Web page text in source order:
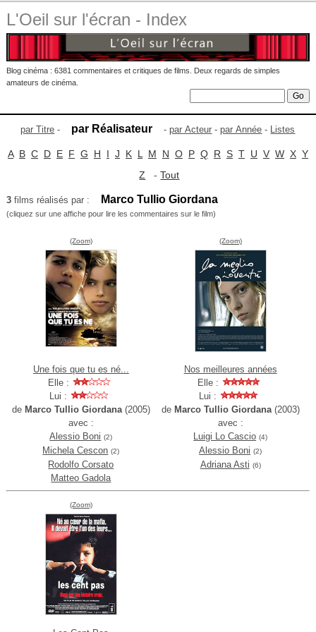
L'Oeil sur l'écran - Index
Blog cinéma : 6381 commentaires et critiques de films. Deux regards de simples
amateurs de cinéma.
par Titre - par Réalisateur -par Acteur -par Année - Listes
A B C D E F G H I J K L M N O P Q R S T U V W X Y
Z -Tout
3films réalisés par : Marco Tullio Giordana
(cliquez sur une affiche pour lire les commentaires sur le film)
(Zoom)
Une fois que tu es né...
Elle :
Lui :
de Marco Tullio Giordana(2005)
avec :
Alessio Boni (2)
Michela Cescon (2)
Rodolfo Corsato
Matteo Gadola
(Zoom)
Nos meilleures années
Elle :
Lui :
de Marco Tullio Giordana(2003)
avec :
Luigi Lo Cascio (4)
Alessio Boni (2)
Adriana Asti (6)
(Zoom)